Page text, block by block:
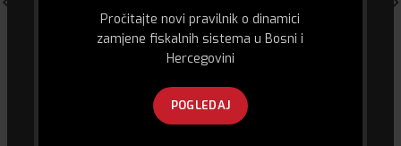
Pročitajte novi pravilnik o dinamici
zamjene fiskalnih sistema u Bosni i
Hercegovini
POGLEDAJ
lampa Bedside Lamp 2